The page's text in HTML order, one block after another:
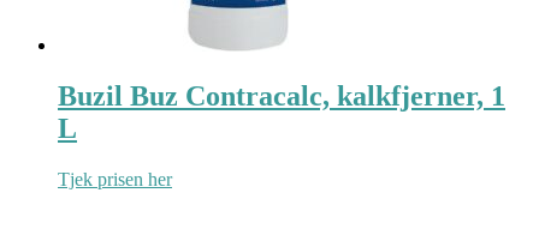
Buzil Buz Contracalc, kalkfjerner, 1
L
Tjek prisen her